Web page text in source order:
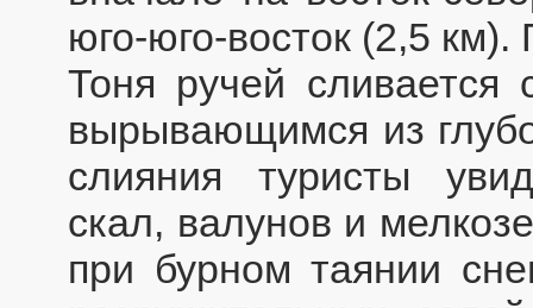
юго-юго-восток (2,5
Тоня ручей
вырывающимся из
слияния туристы
скал, валунов и
при бурном таянии